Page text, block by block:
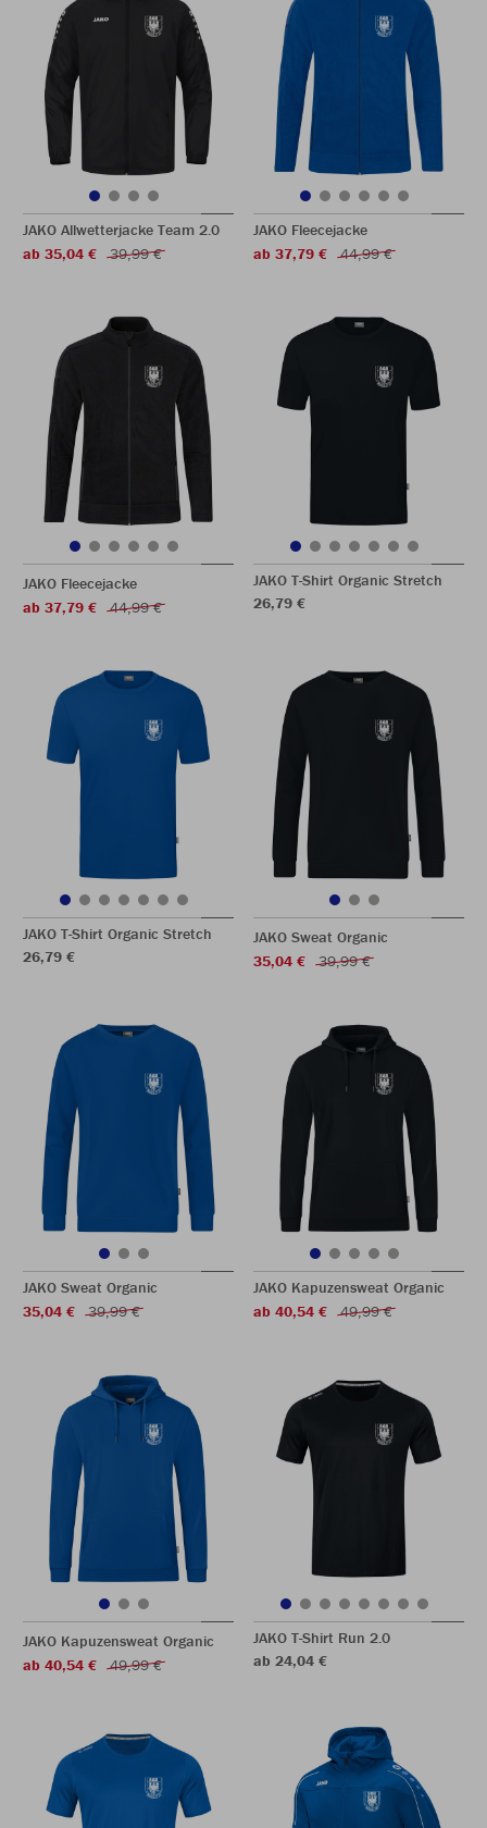
JAKO Allwetterjacke Team 2.0
ab 35,04 €
39,99 €
JAKO Fleecejacke
ab 37,79 €
44,99 €
JAKO Fleecejacke
ab 37,79 €
44,99 €
JAKO T-Shirt Organic Stretch
26,79 €
JAKO T-Shirt Organic Stretch
26,79 €
JAKO Sweat Organic
35,04 €
39,99 €
JAKO Sweat Organic
35,04 €
39,99 €
JAKO Kapuzensweat Organic
ab 40,54 €
49,99 €
JAKO Kapuzensweat Organic
ab 40,54 €
49,99 €
JAKO T-Shirt Run 2.0
ab 24,04 €